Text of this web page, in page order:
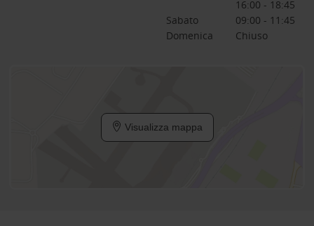
16:00 - 18:45
Sabato
09:00 - 11:45
Domenica
Chiuso
Visualizza mappa